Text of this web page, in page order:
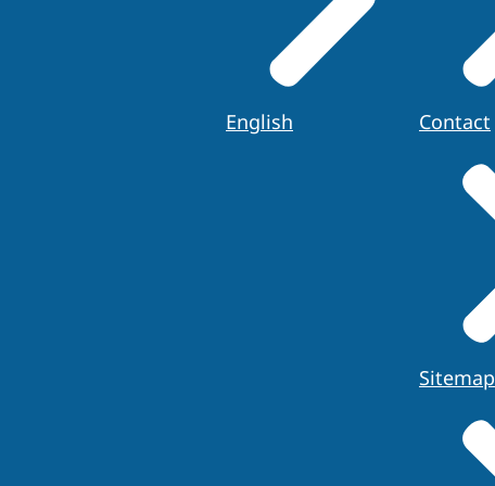
English Contact
Sitemap